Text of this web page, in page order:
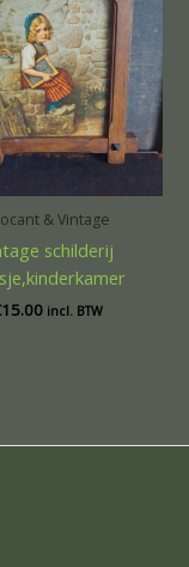
& Vintage
schilderij
15.00 incl. BTW